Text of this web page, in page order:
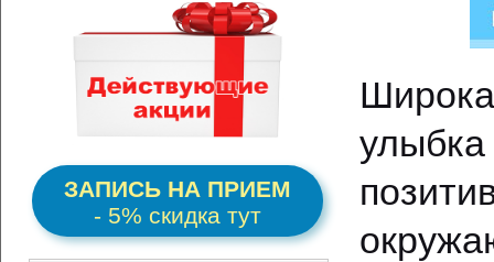
ЗАПИСЬ НА ПРИЕМ
- 5% скидка тут